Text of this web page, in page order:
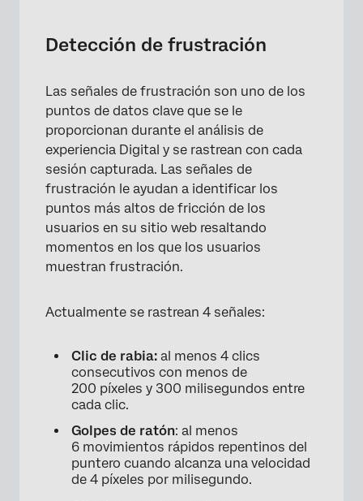
Detección de frustración
Las señales de frustración son uno de los
puntos de datos clave que se le
proporcionan durante el análisis de
experiencia Digital y se rastrean con cada
sesión capturada. Las señales de
frustración le ayudan a identificar los
puntos más altos de fricción de los
usuarios en su sitio web resaltando
momentos en los que los usuarios
muestran frustración.
Actualmente se rastrean 4 señales:
Clic de rabia: al menos 4 clics
consecutivos con menos de
200 píxeles y 300 milisegundos entre
cada clic.
Golpes de ratón: al menos
6 movimientos rápidos repentinos del
puntero cuando alcanza una velocidad
de 4 píxeles por milisegundo.